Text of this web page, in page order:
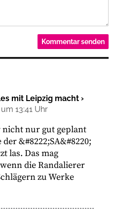
mit Leipzig macht ›
um 13:41 Uhr
nicht nur gut geplant
&#8222;SA&#8220;
las. Das mag
die Randalierer
zu Werke